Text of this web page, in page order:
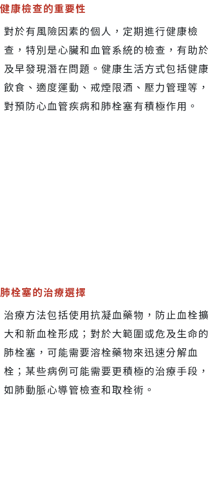
健康檢查的重要性
對於有風險因素的個人，定期進行健康檢
查，特別是心臟和血管系統的檢查，有助於
及早發現潛在問題。健康生活方式包括健康
飲食、適度運動、戒煙限酒、壓力管理等，
對預防心血管疾病和肺栓塞有積極作用。
肺栓塞的治療選擇
治療方法包括使用抗凝血藥物，防止血栓擴
大和新血栓形成；對於大範圍或危及生命的
肺栓塞，可能需要溶栓藥物來迅速分解血
栓；某些病例可能需要更積極的治療手段，
如肺動脈心導管檢查和取栓術。